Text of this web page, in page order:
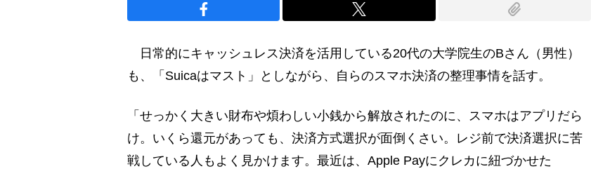
日常的にキャッシュレス決済を活用している20代の大学院生のBさん（男性）
も、「Suicaはマスト」としながら、自らのスマホ決済の整理事情を話す。
「せっかく大きい財布や煩わしい小銭から解放されたのに、スマホはアプリだら
け。いくら還元があっても、決済方式選択が面倒くさい。レジ前で決済選択に苦
戦している人もよく見かけます。最近は、Apple Payにクレカに紐づかせた